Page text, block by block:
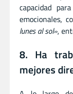
capacidad
emocionales,
lunes al sol»,
8. Ha
mejores